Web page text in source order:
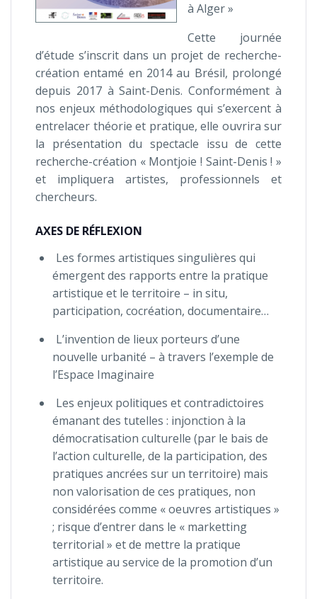
à Alger »
Cette journée
d’étude s’inscrit dans un projet de recherche-
création entamé en 2014 au Brésil, prolongé
depuis 2017 à Saint-Denis. Conformément à
nos enjeux méthodologiques qui s’exercent à
entrelacer théorie et pratique, elle ouvrira sur
la présentation du spectacle issu de cette
recherche-création « Montjoie ! Saint-Denis ! »
et impliquera artistes, professionnels et
chercheurs.
AXES DE RÉFLEXION
Les formes artistiques singulières qui
émergent des rapports entre la pratique
artistique et le territoire – in situ,
participation, cocréation, documentaire…
L’invention de lieux porteurs d’une
nouvelle urbanité – à travers l’exemple de
l’Espace Imaginaire
Les enjeux politiques et contradictoires
émanant des tutelles : injonction à la
démocratisation culturelle (par le bais de
l’action culturelle, de la participation, des
pratiques ancrées sur un territoire) mais
non valorisation de ces pratiques, non
considérées comme « oeuvres artistiques »
; risque d’entrer dans le « marketting
territorial » et de mettre la pratique
artistique au service de la promotion d’un
territoire.